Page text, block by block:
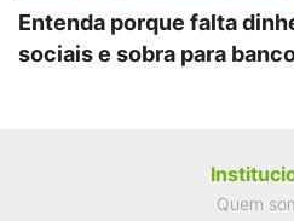
Entenda porque falta
sociais e sobra para
Quem